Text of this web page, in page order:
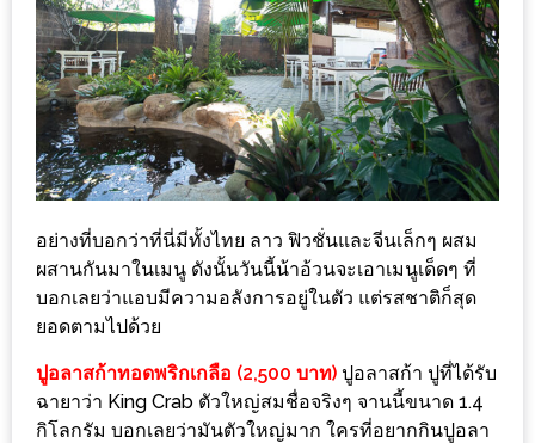
ชั่น
สำหรับ
คน
รัก
บ้าน
มากมาย
MAPS
MY
ACCOUNT
NEW
FACEBOOK
อย่างที่บอกว่าที่นี่มีทั้งไทย ลาว ฟิวชั่นและจีนเล็กๆ ผสม
ผสานกันมาในเมนู ดังนั้นวันนี้น้าอ้วนจะเอาเมนูเด็ดๆ ที่
บอกเลยว่าแอบมีความอลังการอยู่ในตัว แต่รสชาติก็สุด
ยอดตามไปด้วย
ปูอลาสก้าทอดพริกเกลือ (2,500 บาท) ปูอลาสก้า ปูที่ได้รับ
ฉายาว่า King Crab ตัวใหญ่สมชื่อจริงๆ จานนี้ขนาด 1.4
กิโลกรัม บอกเลยว่ามันตัวใหญ่มาก ใครที่อยากกินปูอลา